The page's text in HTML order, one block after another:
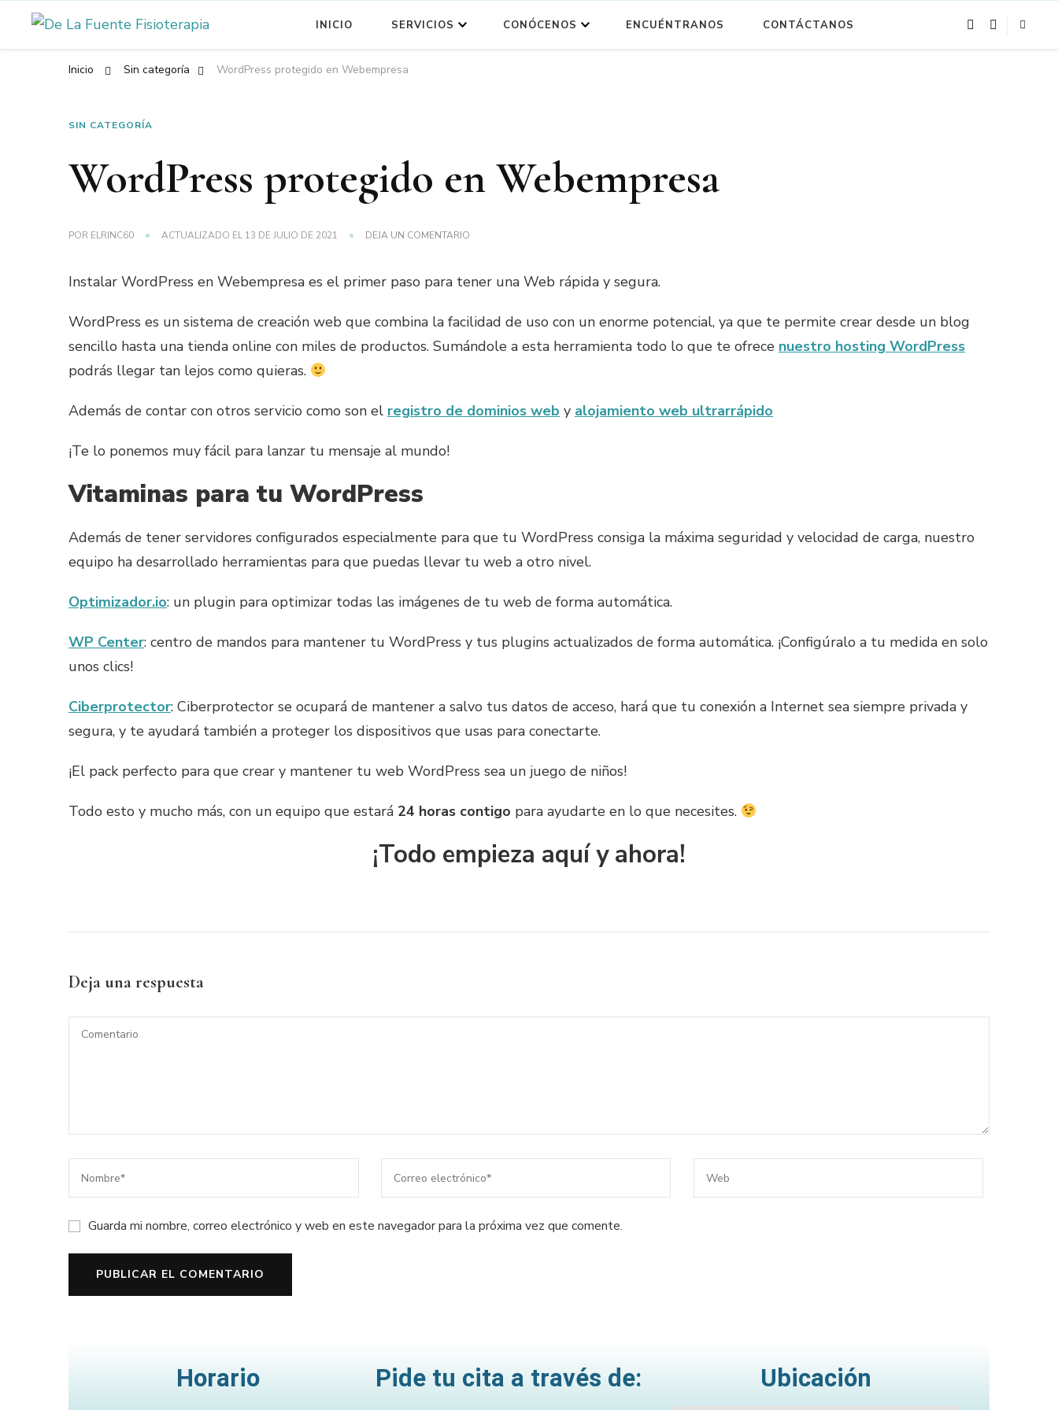
INICIO SERVICIOS CONÓCENOS ENCUÉNTRANOS CONTÁCTANOS
Inicio Sin categoría WordPress protegido en Webempresa
SIN CATEGORÍA
WordPress protegido en Webempresa
POR ELRINC60 ACTUALIZADO EL13 DE JULIO DE 2021 DEJA UN COMENTARIO
Instalar WordPress en Webempresa es el primer paso para tener una Web rápida y segura.
WordPress es un sistema de creación web que combina la facilidad de uso con un enorme potencial, ya que te permite crear desde un blog
sencillo hasta una tienda online con miles de productos. Sumándole a esta herramienta todo lo que te ofrece nuestro hosting WordPress
podrás llegar tan lejos como quieras.
Además de contar con otros servicio como son el registro de dominios web y alojamiento web ultrarrápido
¡Te lo ponemos muy fácil para lanzar tu mensaje al mundo!
Vitaminas para tu WordPress
Además de tener servidores configurados especialmente para que tu WordPress consiga la máxima seguridad y velocidad de carga, nuestro
equipo ha desarrollado herramientas para que puedas llevar tu web a otro nivel.
Optimizador.io: un plugin para optimizar todas las imágenes de tu web de forma automática.
WP Center: centro de mandos para mantener tu WordPress y tus plugins actualizados de forma automática. ¡Configúralo a tu medida en solo
unos clics!
Ciberprotector: Ciberprotector se ocupará de mantener a salvo tus datos de acceso, hará que tu conexión a Internet sea siempre privada y
segura, y te ayudará también a proteger los dispositivos que usas para conectarte.
¡El pack perfecto para que crear y mantener tu web WordPress sea un juego de niños!
Todo esto y mucho más, con un equipo que estará 24 horas contigo para ayudarte en lo que necesites.
¡Todo empieza aquí y ahora!
Deja una respuesta
Guarda mi nombre, correo electrónico y web en este navegador para la próxima vez que comente.
Horario Pide tu cita a través de: Ubicación